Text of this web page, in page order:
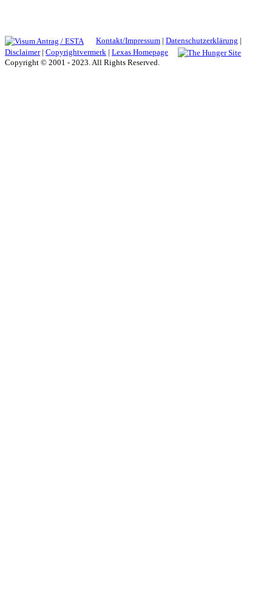
Kontakt/Impressum | Datenschutzerklärung |
Disclaimer| Copyrightvermerk | Lexas Homepage
Copyright © 2001 - 2023. All Rights Reserved.